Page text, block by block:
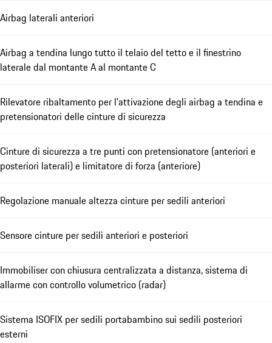
Airbag laterali anteriori
Airbag a tendina lungo tutto il telaio del tetto e il finestrino
laterale dal montante A al montante C
Rilevatore ribaltamento per l'attivazione degli airbag a tendina e
pretensionatori delle cinture di sicurezza
Cinture di sicurezza a tre punti con pretensionatore (anteriori e
posteriori laterali) e limitatore di forza (anteriore)
Regolazione manuale altezza cinture per sedili anteriori
Sensore cinture per sedili anteriori e posteriori
Immobiliser con chiusura centralizzata a distanza, sistema di
allarme con controllo volumetrico (radar)
Sistema ISOFIX per sedili portabambino sui sedili posteriori
esterni